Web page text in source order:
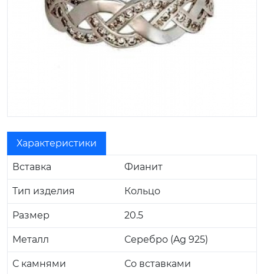
Характеристики
Вставка Фианит
Тип изделия Кольцо
Размер 20.5
Металл Серебро (Ag 925)
С камнями Со вставками